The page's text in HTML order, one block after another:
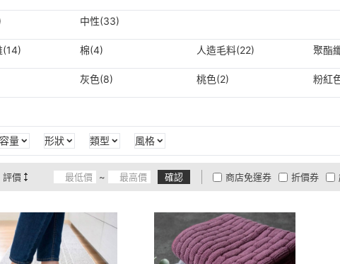
中性(33)
(14) 棉(4) 人造毛料(22) 聚酯
灰色(8) 桃色(2) 粉紅
容量 形狀 類型 風格
評價 ~ 確認
折價券
有
商品有量
商店免運券
0利率
4
及以上
2
及以上 1